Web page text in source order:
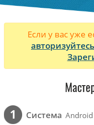
Если у вас уже
авторизуйтесь
1 Cистема